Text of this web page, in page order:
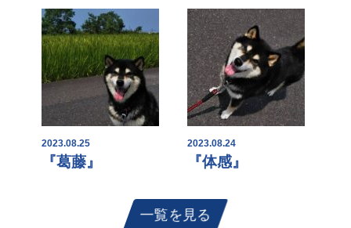
2023.08.25
『葛藤』
2023.08.24
『体感』
一覧を見る